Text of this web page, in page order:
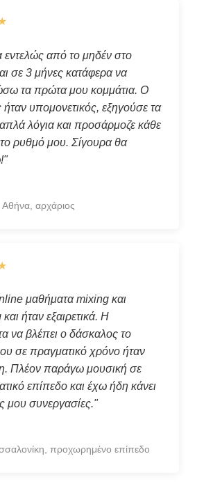
εντελώς από το μηδέν στο
σε 3 μήνες κατάφερα να
τα πρώτα μου κομμάτια. Ο
υπομονετικός, εξηγούσε τα
λόγια και προσάρμοζε κάθε
ρυθμό μου. Σίγουρα θα
αρχάριος
μαθήματα mixing και
ήταν εξαιρετικά. Η
να βλέπει ο δάσκαλος το
σε πραγματικό χρόνο ήταν
Πλέον παράγω μουσική σε
επίπεδο και έχω ήδη κάνει
μου συνεργασίες."
προχωρημένο επίπεδο